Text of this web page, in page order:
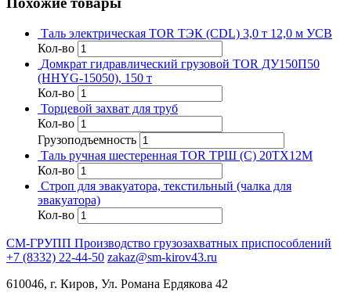
Таль электрическая TOR ТЭК (CDL) 3,0 т 12,0 м УСВ
Кол-во
Домкрат гидравлический грузовой TOR ДУ150П50
(HHYG-15050), 150 т
Кол-во
Торцевой захват для труб
Кол-во
Грузоподъемность
Таль ручная шестеренная TOR ТРШ (C) 20ТХ12М
Кол-во
Строп для эвакуатора, текстильный (чалка для
эвакуатора)
Кол-во
СМ-ГРУПП Производство грузозахватных приспособлений
+7 (8332) 22-44-50 zakaz@sm-kirov43.ru
610046, г. Киров, Ул. Романа Ердякова 42